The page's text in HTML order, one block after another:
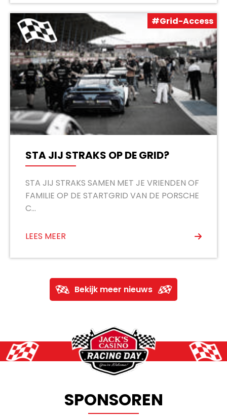
#Grid-Access
STA JIJ STRAKS OP DE GRID?
STA JIJ STRAKS SAMEN MET JE VRIENDEN OF
FAMILIE OP DE STARTGRID VAN DE PORSCHE
C...
LEES MEER
Bekijk meer nieuws
SPONSOREN